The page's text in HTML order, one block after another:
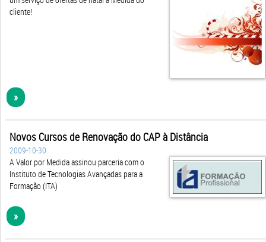
cliente!
»
Novos Cursos de Renovação do CAP à Distância
2009-10-30
A Valor por Medida assinou parceria com o
Instituto de Tecnologias Avançadas para a
Formação (ITA)
»